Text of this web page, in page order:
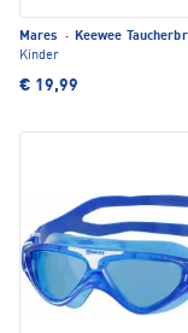
Mares · Keewee
Kinder
€ 19,99